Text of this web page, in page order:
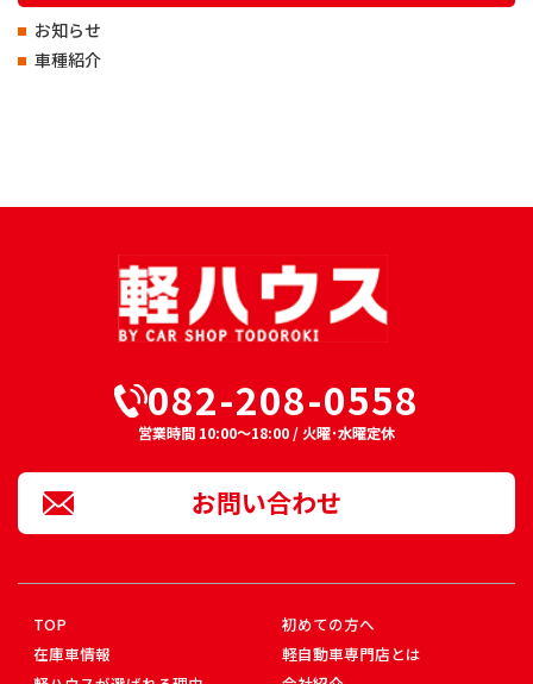
お知らせ
車種紹介
082-208-0558
営業時間 10:00～18:00 / 火曜･水曜定休
お問い合わせ
TOP
初めての方へ
在庫車情報
軽自動車専門店とは